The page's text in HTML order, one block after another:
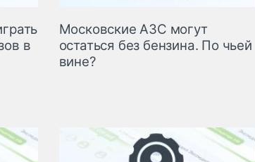
в
Московские АЗС могут
остаться без бензина. По чьей
вине?